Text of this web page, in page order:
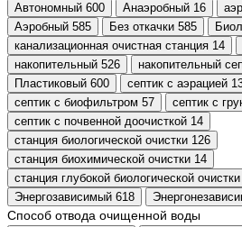
Автономный 600 Анаэробный 16
Аэробный 585 Без откачки 585
канализационная очистная станция 14
накопительный 526 накопительный
Пластиковый 600 септик с аэрацией
септик с биофильтром 57 септик с
септик с почвенной доочисткой 14
станция биологической очистки 126
станция биохимической очистки 14
станция глубокой биологической очистки
Энергозависимый 618
Способ отвода очищенной воды